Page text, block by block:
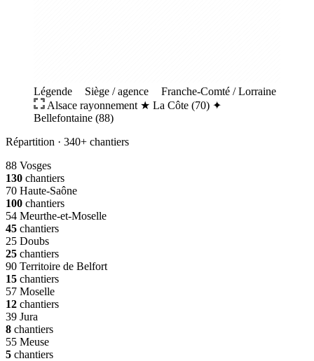
Légende Siège / agence
Franche-Comté / Lorraine
Alsace rayonnement ★ La Côte (70) ✦
Bellefontaine (88)
Répartition · 340+ chantiers
88 Vosges
130 chantiers
70 Haute-Saône
100 chantiers
54 Meurthe-et-Moselle
45 chantiers
25 Doubs
25 chantiers
90 Territoire de Belfort
15 chantiers
57 Moselle
12 chantiers
39 Jura
8 chantiers
55 Meuse
5 chantiers